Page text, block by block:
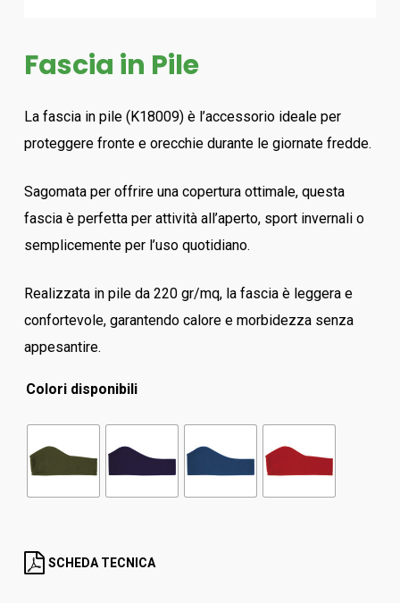
Fascia in Pile
La fascia in pile (K18009) è l’accessorio ideale per
proteggere fronte e orecchie durante le giornate fredde.
Sagomata per offrire una copertura ottimale, questa
fascia è perfetta per attività all’aperto, sport invernali o
semplicemente per l’uso quotidiano.
Realizzata in pile da 220 gr/mq, la fascia è leggera e
confortevole, garantendo calore e morbidezza senza
appesantire.
Colori disponibili
SCHEDA TECNICA